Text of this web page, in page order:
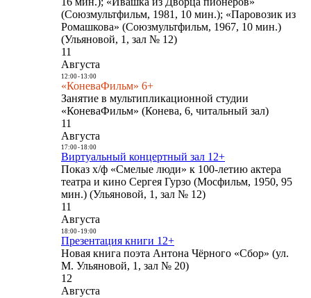
(Союзмультфильм, 1981, 10 мин.); «Паровозик из
Ромашкова» (Союзмультфильм, 1967, 10 мин.)
(Ульяновой, 1, зал № 12)
11
Августа
12:00- 13:00
«КоневаФильм» 6+
Занятие в мультипликационной студии
«КоневаФильм» (Конева, 6, читальный зал)
11
Августа
17:00- 18:00
Виртуальный концертный зал 12+
Показ х/ф «Смелые люди» к 100-летию актера
театра и кино Сергея Гурзо (Мосфильм, 1950, 95
мин.) (Ульяновой, 1, зал № 12)
11
Августа
18:00- 19:00
Презентация книги 12+
Новая книга поэта Антона Чёрного «Сбор» (ул.
М. Ульяновой, 1, зал № 20)
12
Августа